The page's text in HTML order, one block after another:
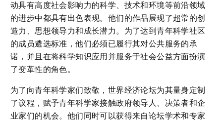
动具有高度社会影响力的科学、技术和环境等前沿领域
的进步中都具有出色表现。他们的作品展现了超常的创
造力、思想领导力和成长潜力。为了达到青年科学社区
的成员遴选标准，他们必须已履行其对公共服务的承
诺，并且在将科学知识应用并服务于社会公益方面扮演
了变革性的角色。
为了向青年科学家们致敬，世界经济论坛为其量身定制
了议程，赋予青年科学家接触政府领导人、决策者和企
业家们的机会。他们同时可以获得来自论坛学术和专家